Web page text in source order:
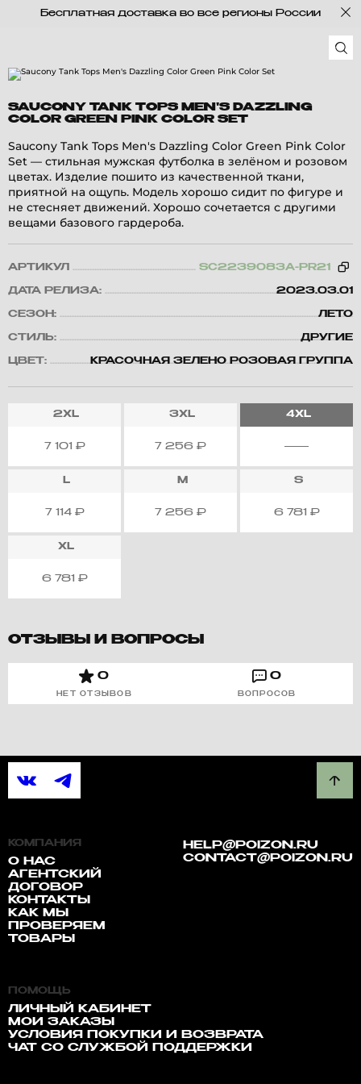
Бесплатная доставка во все регионы России
SAUCONY TANK TOPS MEN'S DAZZLING
COLOR GREEN PINK COLOR SET
Saucony Tank Tops Men's Dazzling Color Green Pink Color
Set — стильная мужская футболка в зелёном и розовом
цветах. Изделие пошито из качественной ткани,
приятной на ощупь. Модель хорошо сидит по фигуре и
не стесняет движений. Хорошо сочетается с другими
вещами базового гардероба.
АРТИКУЛ SC2239083A-PR21
ДАТА РЕЛИЗА: 2023.03.01
СЕЗОН: ЛЕТО
СТИЛЬ: ДРУГИЕ
ЦВЕТ: КРАСОЧНАЯ ЗЕЛЕНО РОЗОВАЯ ГРУППА
2XL
7 101 ₽
3XL
7 256 ₽
4XL
L
7 114 ₽
M
7 256 ₽
S
6 781 ₽
XL
6 781 ₽
ОТЗЫВЫ И ВОПРОСЫ
0
НЕТ ОТЗЫВОВ
0
ВОПРОСОВ
КОМПАНИЯ
О НАС
АГЕНТСКИЙ
ДОГОВОР
КОНТАКТЫ
КАК МЫ
ПРОВЕРЯЕМ
ТОВАРЫ
HELP@POIZON.RU
CONTACT@POIZON.RU
ПОМОЩЬ
ЛИЧНЫЙ КАБИНЕТ
МОИ ЗАКАЗЫ
УСЛОВИЯ ПОКУПКИ И ВОЗВРАТА
ЧАТ СО СЛУЖБОЙ ПОДДЕРЖКИ